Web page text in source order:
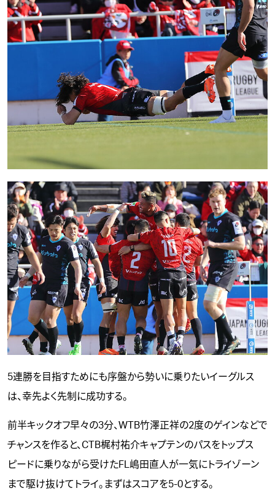
5連勝を目指すためにも序盤から勢いに乗りたいイーグルス
は、幸先よく先制に成功する。
前半キックオフ早々の3分、WTB竹澤正祥の2度のゲインなどで
チャンスを作ると、CTB梶村祐介キャプテンのパスをトップス
ピードに乗りながら受けたFL嶋田直人が一気にトライゾーン
まで駆け抜けてトライ。まずはスコアを5-0とする。